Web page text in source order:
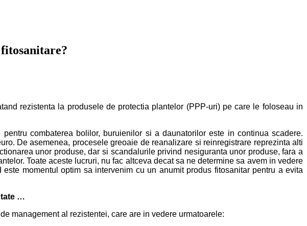
rezistenta la produsele de protectia plantelor (PPP-uri) pe care le foloseau in
combaterea bolilor, buruienilor si a daunatorilor este in continua scadere.
De asemenea, procesele greoaie de reanalizare si reinregistrare reprezinta alti
unor produse, dar si scandalurile privind nesiguranta unor produse, fara a
Toate aceste lucruri, nu fac altceva decat sa ne determine sa avem in vedere
momentul optim sa intervenim cu un anumit produs fitosanitar pentru a evita
…
management al rezistentei, care are in vedere urmatoarele: